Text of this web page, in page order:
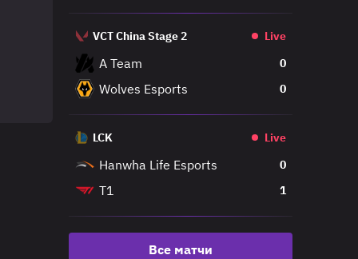
VCT China Stage 2 Live
A Team 0
Wolves Esports 0
LCK Live
Hanwha Life Esports 0
T1 1
Все матчи